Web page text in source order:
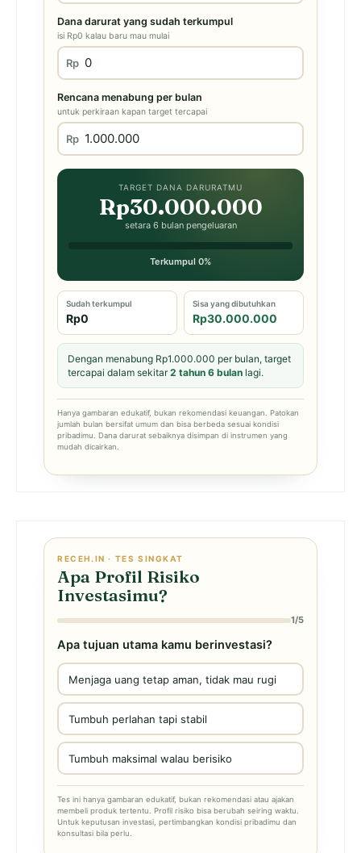
Dana darurat yang sudah terkumpul
isi Rp0 kalau baru mau mulai
Rp
Rencana menabung per bulan
untuk perkiraan kapan target tercapai
Rp
TARGET DANA DARURATMU
Rp30.000.000
setara 6 bulan pengeluaran
Terkumpul 0%
Sudah terkumpul
Rp0
Sisa yang dibutuhkan
Rp30.000.000
Dengan menabung Rp1.000.000 per bulan, target
tercapai dalam sekitar2 tahun 6 bulan lagi.
Hanya gambaran edukatif, bukan rekomendasi keuangan. Patokan
jumlah bulan bersifat umum dan bisa berbeda sesuai kondisi
pribadimu. Dana darurat sebaiknya disimpan di instrumen yang
mudah dicairkan.
RECEH.IN · TES SINGKAT
Apa Profil Risiko
Investasimu?
1/5
Apa tujuan utama kamu berinvestasi?
Menjaga uang tetap aman, tidak mau rugi
Tumbuh perlahan tapi stabil
Tumbuh maksimal walau berisiko
Tes ini hanya gambaran edukatif, bukan rekomendasi atau ajakan
membeli produk tertentu. Profil risiko bisa berubah seiring waktu.
Untuk keputusan investasi, pertimbangkan kondisi pribadimu dan
konsultasi bila perlu.